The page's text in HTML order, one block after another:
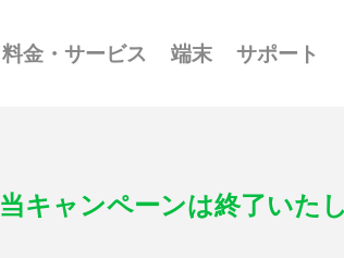
料金・サービス 端末 サポート
当キャンペーンは終了いた